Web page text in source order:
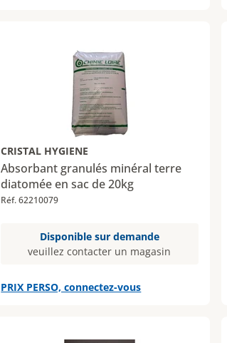
CRISTAL HYGIENE
Absorbant granulés minéral terre
diatomée en sac de 20kg
Réf. 62210079
Disponible sur demande
veuillez contacter un magasin
PRIX PERSO, connectez-vous